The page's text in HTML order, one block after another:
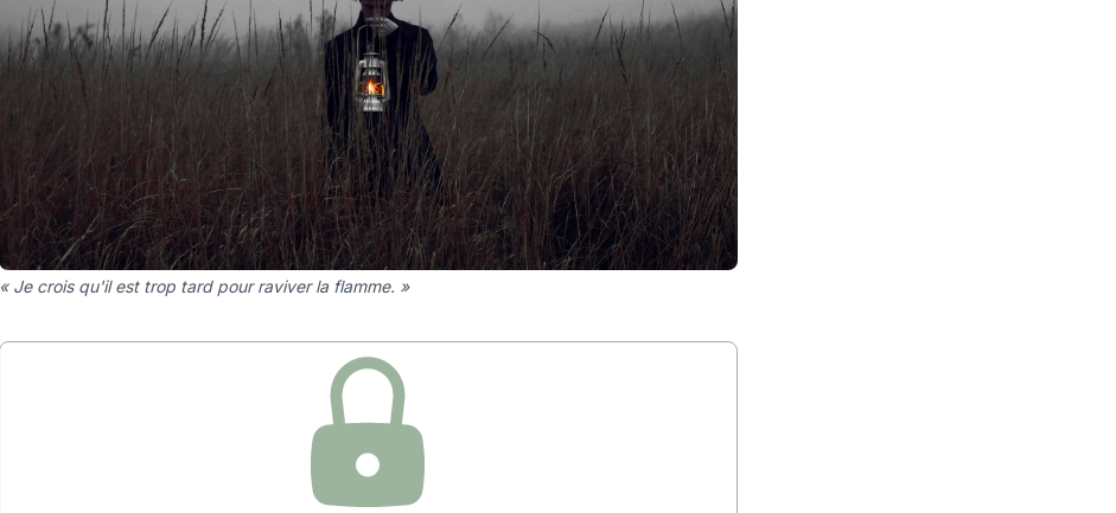
« Je crois qu'il est trop tard pour raviver la flamme. »